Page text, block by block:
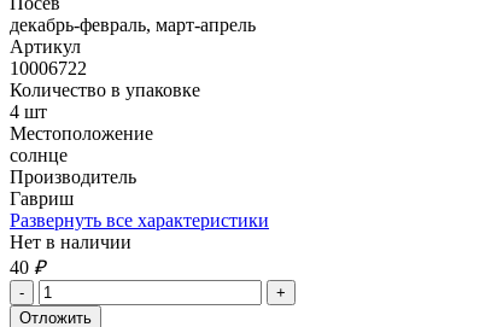
декабрь-февраль, март-апрель
Артикул
10006722
Количество в упаковке
4 шт
Местоположение
солнце
Производитель
Гавриш
Развернуть все характеристики
Нет в наличии
40 ₽